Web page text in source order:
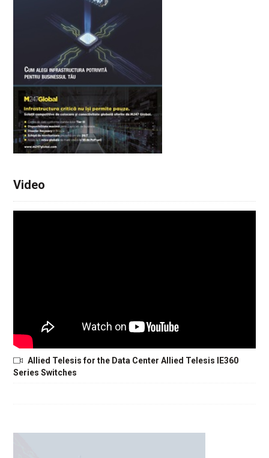
Video
Allied Telesis for the Data Center Allied Telesis IE360
Series Switches